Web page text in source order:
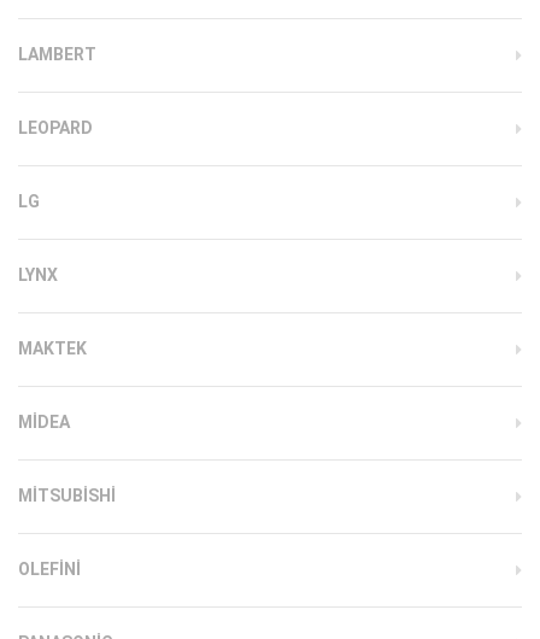
LAMBERT
LEOPARD
LG
LYNX
MAKTEK
MIDEA
MITSUBISHI
OLEFINI